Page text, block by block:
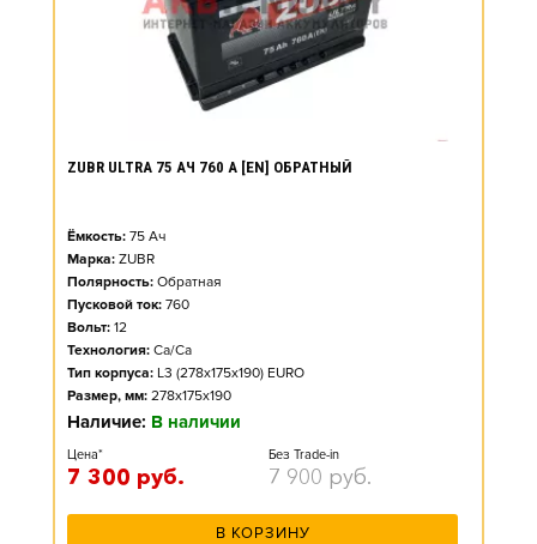
ZUBR ULTRA 75 АЧ 760 А [EN] ОБРАТНЫЙ
Ёмкость: 75 Ач
Марка: ZUBR
Полярность: Обратная
Пусковой ток: 760
Вольт: 12
Технология: Ca/Ca
Тип корпуса: L3 (278x175x190) EURO
Размер, мм: 278x175x190
Наличие: В наличии
Цена*
7 300 руб.
Без Trade-in
7 900 руб.
В КОРЗИНУ